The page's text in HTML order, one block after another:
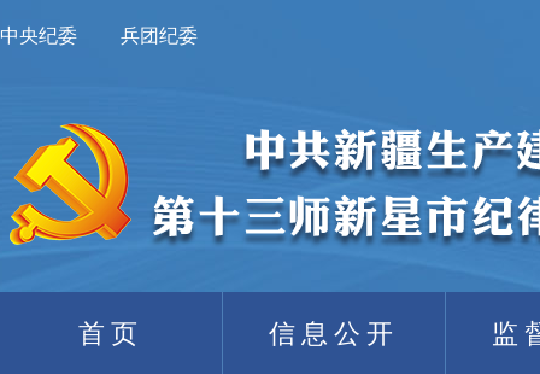
中央纪委 兵团纪委
首页 信息公开 监